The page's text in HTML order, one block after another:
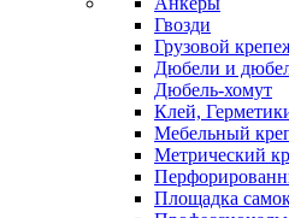
Гвозди
Грузовой
Дюбели и
Дюбель-хомут
Клей,
Мебельный
Метрический
Площадка